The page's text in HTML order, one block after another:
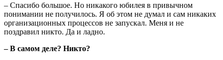
– Спасибо большое. Но никакого юбилея в привычном
понимании не получилось. Я об этом не думал и сам никаких
организационных процессов не запускал. Меня и не
поздравил никто. Да и ладно.
– В самом деле? Никто?